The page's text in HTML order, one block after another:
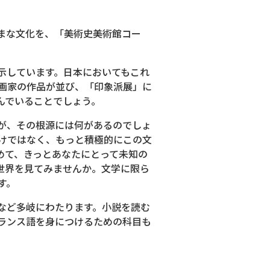
文化を、「美術史美術館コー
ています。日本においてもこれ
家の作品が並び、「印象派展」に
いることでしょう。
その根源には何があるのでしょ
ではなく、もっと積極的にこの文
、きっとあなたにとって未知の
を見てみませんか。文学に限ら
多岐にわたります。小説を読む
ス語を身につけるための科目も